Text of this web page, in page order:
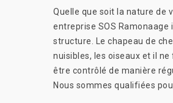
Quelle que soit la nature de
entreprise SOS
structure. Le chapeau de
nuisibles, les oiseaux et il
être contrôlé de manière
Nous sommes qualifiées